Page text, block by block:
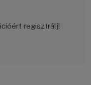
regisztrálj!